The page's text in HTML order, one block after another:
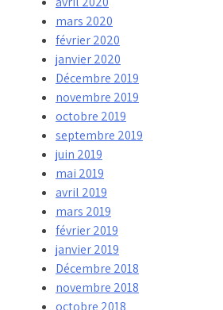
mars 2020
février 2020
janvier 2020
Décembre 2019
novembre 2019
octobre 2019
septembre 2019
juin 2019
mai 2019
avril 2019
mars 2019
février 2019
janvier 2019
Décembre 2018
novembre 2018
octobre 2018